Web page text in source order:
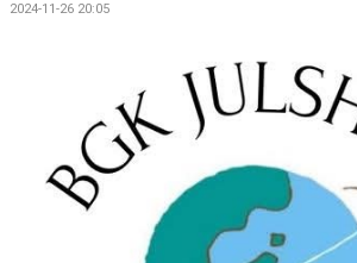
NYHETER
VÅR VERKSAMHET
VANLIGA FRÅGOR
FÖRENINGSKLÄDER BGK
2024-11-26 20:05